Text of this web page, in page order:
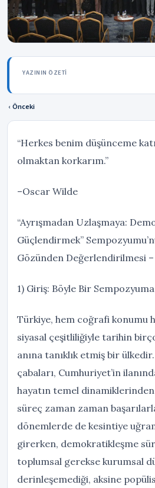
YAZININ ÖZETI
‹ Önceki
“Herkes benim düşünceme
olmaktan korkarım.”
–Oscar Wilde
“Ayrışmadan Uzlaşmaya:
Güçlendirmek”
Gözünden Değerlendirilmesi –
1) Giriş: Böyle Bir
Türkiye, hem coğrafi konumu
siyasal çeşitliliğiyle tarihin
anına tanıklık etmiş bir
çabaları, Cumhuriyet’in
hayatın temel
süreç zaman zaman
dönemlerde de kesintiye
girerken, demokratikleşme
toplumsal gerekse kurumsal
derinleşemediği, aksine